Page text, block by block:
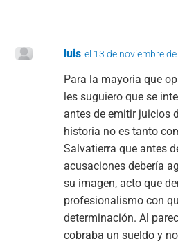
luis el 13 de noviembre
Para la mayoria que
les suguiero que se
antes de emitir juicios
historia no es tanto
Salvatierra que antes
acusaciones debería
su imagen, acto que
profesionalismo con
determinación. Al
cobraba un sueldo y